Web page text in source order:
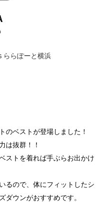
ららぽーと横浜
のベストが登場しました！
は抜群！！
ストを着れば手ぶらお出かけ
るので、体にフィットしたシ
ダウンがおすすめです。